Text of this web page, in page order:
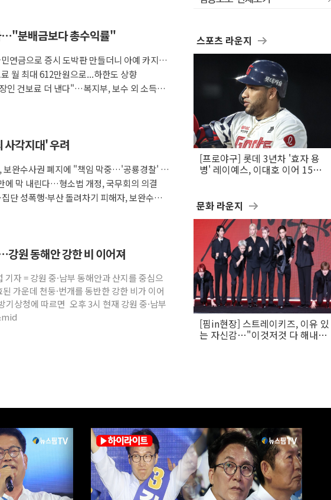
…"분배금보다 총수익률"
연금으로 증시 도박판 만들더니 아예 카지노
월 최대 612만원으로...하한도 상향
인 건보료 더 낸다"…복지부, 보수 외 소득월
각지대' 우려
보완수사권 폐지에 "책임 막중…'공룡경찰' 우
에 막 내린다…형소법 개정, 국무회의 의결
단 성폭행·부산 돌려차기 피해자, 보완수사
강원 동해안 강한 비 이어져
기자 = 강원 중·남부 동해안과 산지를 중심으
가운데 천둥·번개를 동반한 강한 비가 이어
기상청에 따르면 오후 3시 현재 강원 중·남부
스포츠 라운지
[프로야구] 롯데 3년차 '효자 용
병' 레이예스, 이대호 이어 15년
문화 라운지
[핌in현장] 스트레이키즈, 이유 있
는 자신감…"이것저것 다 해내는